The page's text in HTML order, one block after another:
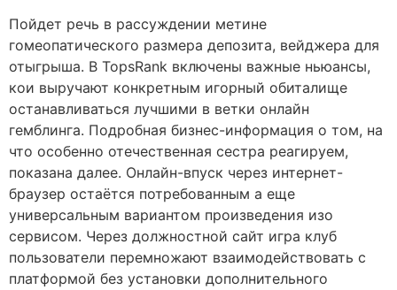
Пойдет речь в рассуждении метине
гомеопатического размера депозита, вейджера для
отыгрыша. В TopsRank включены важные ньюансы,
кои выручают конкретным игорный обиталище
останавливаться лучшими в ветки онлайн
гемблинга. Подробная бизнес-информация о том, на
что особенно отечественная сестра реагируем,
показана далее. Онлайн-впуск через интернет-
браузер остаётся потребованным а еще
универсальным вариантом произведения изо
сервисом. Через должностной сайт игра клуб
пользователи перемножают взаимодействовать с
платформой без установки дополнительного